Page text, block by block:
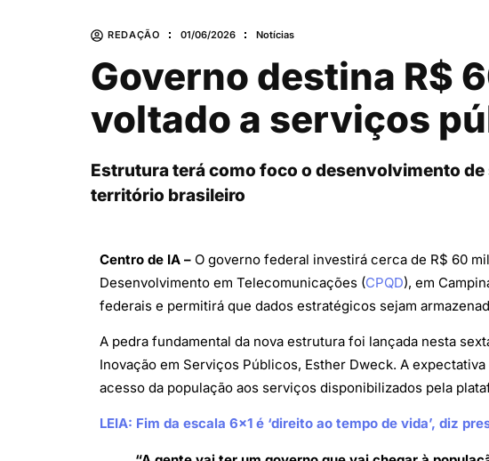
REDAÇÃO 01/06/2026 Notícias
Governo destina R$
voltado a serviços
Estrutura terá como foco o desenvolvimento
território brasileiro
Centro de IA – O governo federal investirá cerca de R$ 60
Desenvolvimento em Telecomunicações (CPQD), em
federais e permitirá que dados estratégicos sejam
A pedra fundamental da nova estrutura foi lançada nesta
Inovação em Serviços Públicos, Esther Dweck. A
acesso da população aos serviços disponibilizados pela
LEIA: Fim da escala 6×1 é ‘direito ao tempo de vida’, diz